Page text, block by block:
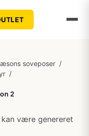
soveposer /
/
2
være genereret